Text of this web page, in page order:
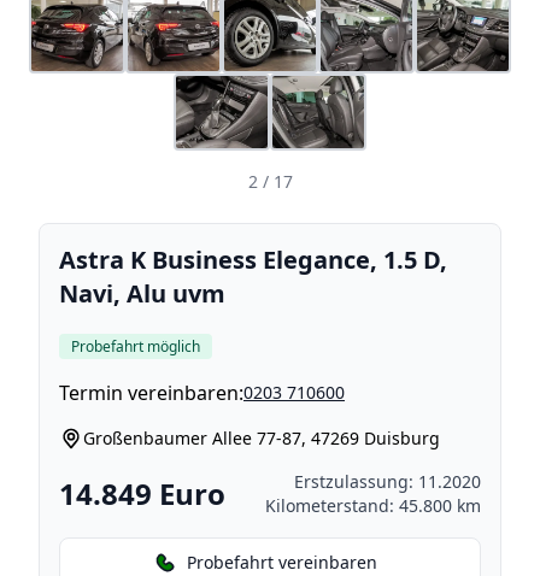
2/ 17
Astra K Business Elegance, 1.5 D,
Navi, Alu uvm
Probefahrt möglich
Termin vereinbaren:0203 710600
Großenbaumer Allee 77-87, 47269 Duisburg
14.849 Euro
Erstzulassung: 11.2020
Kilometerstand: 45.800 km
Probefahrt vereinbaren